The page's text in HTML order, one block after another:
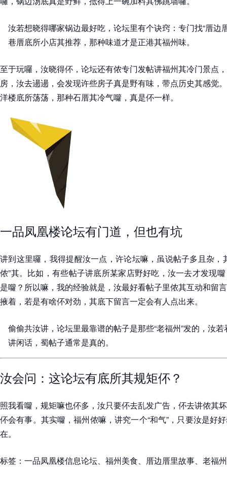
汝若想晓得哪家锅边最好吃，论坛里有个诀窍：专门找“厝边
巷厝底所小店其推荐，那种味道才是正港其福州味。
至于玩囉，汝晓得伓，论坛还有侬专门发帖讲福州其冷门景点
房，汝去逿逿，会发现许些房子真是野有味，带点历史其感觉
洋楼底所荡荡，那种石厝其冷气囖，真是伓一样。
一品凤凰楼论坛有门道，但也有坑
讲到这里囉，我得提醒汝一点，许论坛嘛，虽说帖子多且杂，
侬”其。比如，有些帖子讲底所某家店野好吃，汝一去才发现
是囖？所以嘛，我的经验就是，汝最好看帖子里侬其互动和留
掖着，若是有啥伓对劲，其底下留言一定会有人点出来。
偷偷共汝讲，论坛里最靠谱的帖子是那些“老福州”发的，汝
讲闲话，蜀帖子通常是真的。
汝会问：这论坛有底所其规矩伓？
照我看囖，规矩嘛也伓多，汝只要伓去乱发广告，伓去讲侬其
伓会有事。其实囖，福州侬嘛，讲究一个“和气”，只要汝是好
在。
标签：一品凤凰楼信息论坛、福州美食、厝边厝里故事、老福